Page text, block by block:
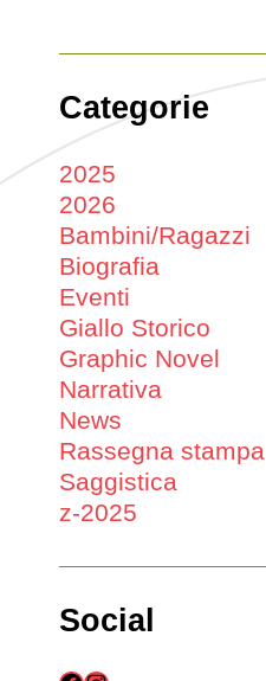
Categorie
2025
2026
Bambini/Ragazzi
Biografia
Eventi
Giallo Storico
Graphic Novel
Narrativa
News
Rassegna stampa
Saggistica
z-2025
Social